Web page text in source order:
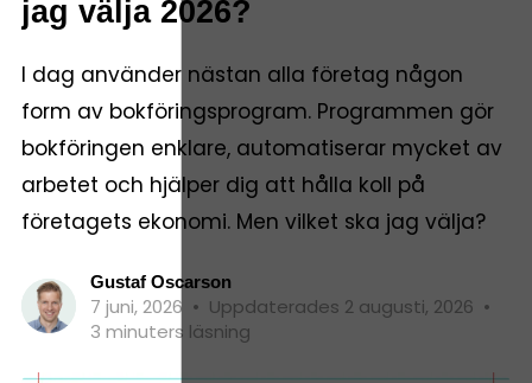
jag välja 2026?
I dag använder nästan alla företag någon
form av bokföringsprogram. Programmen gör
bokföringen enklare, automatiserar mycket av
arbetet och hjälper dig att hålla koll på
företagets ekonomi. Men vilket ska jag välja?
Gustaf Oscarson
7 juni, 2026 • Uppdaterades 2 augusti, 2026 •
3 minuters läsning